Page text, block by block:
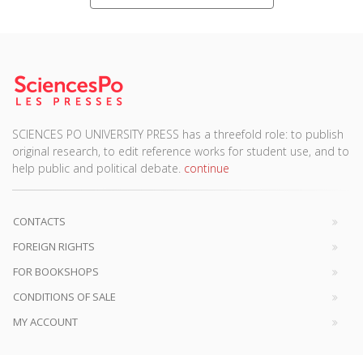
SCIENCES PO UNIVERSITY PRESS has a threefold role: to publish
original research, to edit reference works for student use, and to
help public and political debate. continue
CONTACTS
FOREIGN RIGHTS
FOR BOOKSHOPS
CONDITIONS OF SALE
MY ACCOUNT